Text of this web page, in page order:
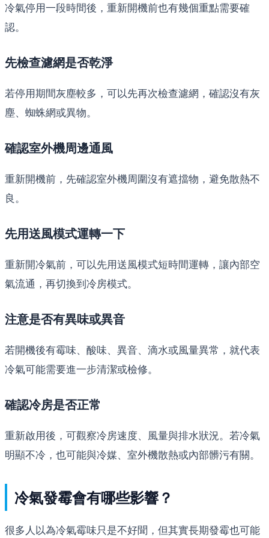
冷氣停用一段時間後，重新開機前也有幾個重點需要確
認。
先檢查濾網是否乾淨
若停用期間灰塵較多，可以先再次檢查濾網，確認沒有灰
塵、蜘蛛網或異物。
確認室外機周邊通風
重新開機前，先確認室外機周圍沒有遮擋物，避免散熱不
良。
先用送風模式運轉一下
重新開冷氣前，可以先用送風模式短時間運轉，讓內部空
氣流通，再切換到冷房模式。
注意是否有異味或異音
若開機後有霉味、酸味、異音、滴水或風量異常，就代表
冷氣可能需要進一步清潔或檢修。
確認冷房是否正常
重新啟用後，可觀察冷房速度、風量與排水狀況。若冷氣
明顯不冷，也可能與冷媒、室外機散熱或內部髒污有關。
冷氣發霉會有哪些影響？
很多人以為冷氣霉味只是不好聞，但其實長期發霉也可能